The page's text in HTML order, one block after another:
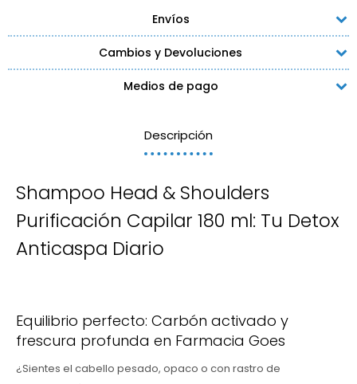
Envíos
Cambios y Devoluciones
Medios de pago
Descripción
Shampoo Head & Shoulders
Purificación Capilar 180 ml: Tu Detox
Anticaspa Diario
Equilibrio perfecto: Carbón activado y
frescura profunda en Farmacia Goes
¿Sientes el cabello pesado, opaco o con rastro de